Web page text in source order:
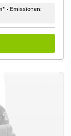
• Emissionen: